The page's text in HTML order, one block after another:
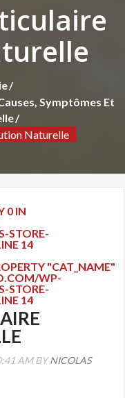
Symptômes Et
Naturelle
0 IN
STORE-
14
"CAT_NAME"
WP-
STORE-
14
AM BYNICOLAS